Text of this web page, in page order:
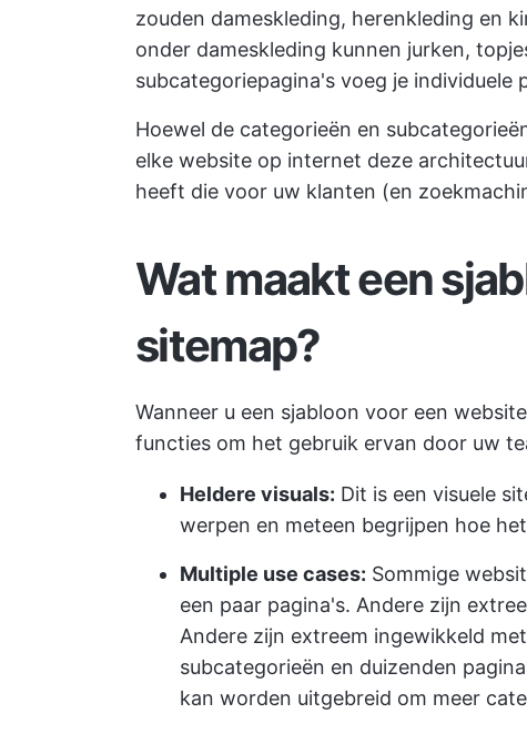
zouden dameskleding, herenkleding en
onder dameskleding kunnen jurken,
subcategoriepagina's voeg je individuele
Hoewel de categorieën en
elke website op internet deze
heeft die voor uw klanten (en
Wat maakt een
sitemap?
Wanneer u een sjabloon voor een
functies om het gebruik ervan door uw
Heldere visuals: Dit is een visuele
werpen en meteen begrijpen hoe
Multiple use cases: Sommige
een paar pagina's. Andere zijn
Andere zijn extreem ingewikkeld
subcategorieën en duizenden
kan worden uitgebreid om meer